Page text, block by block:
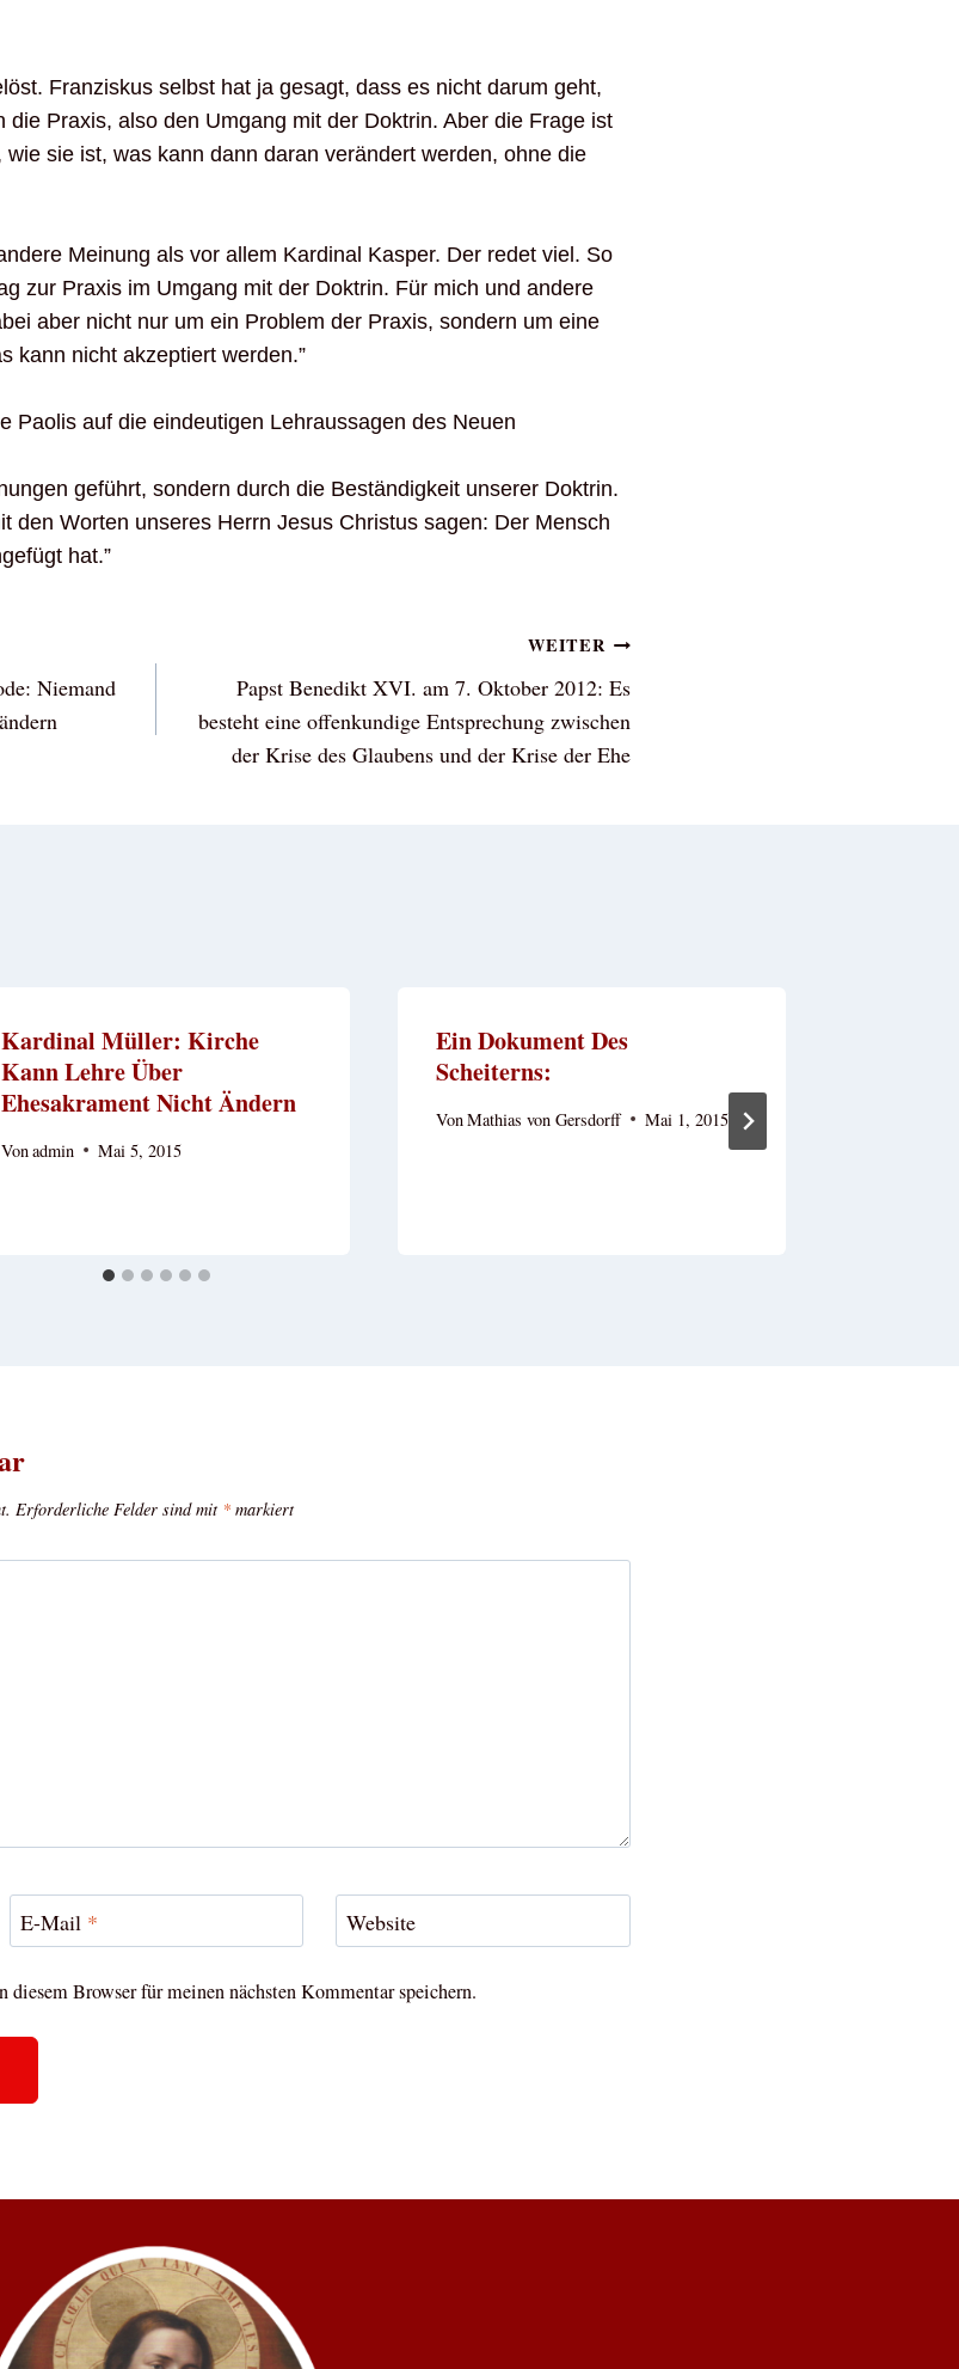
Franziskus selbst hat ja gesagt, dass es nicht darum geht,
Praxis, also den Umgang mit der Doktrin. Aber die Frage ist
sie ist, was kann dann daran verändert werden, ohne die
Meinung als vor allem Kardinal Kasper. Der redet viel. So
zur Praxis im Umgang mit der Doktrin. Für mich und andere
aber nicht nur um ein Problem der Praxis, sondern um eine
kann nicht akzeptiert werden.”
Paolis auf die eindeutigen Lehraussagen des Neuen
geführt, sondern durch die Beständigkeit unserer Doktrin.
den Worten unseres Herrn Jesus Christus sagen: Der Mensch
hat.”
Niemand
WEITER
Papst Benedikt XVI. am 7. Oktober 2012: Es
besteht eine offenkundige Entsprechung zwischen
der Krise des Glaubens und der Krise der Ehe
Kardinal Müller: Kirche
Kann Lehre Über
Ehesakrament Nicht Ändern
Vonadmin Mai 5, 2015
Ein Dokument Des
Scheiterns:
VonMathias von Gersdorff Mai 1, 2015
Erforderliche Felder sind mit * markiert
E-Mail * Website
Browser für meinen nächsten Kommentar speichern.